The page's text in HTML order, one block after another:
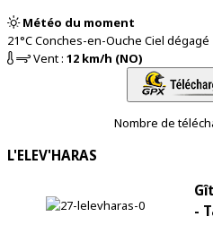
Météo du moment
21°CConches-en-Ouche Ciel dégagé
Vent : 12 km/h (NO)
Nombre de
L'ELEV'HARAS
-